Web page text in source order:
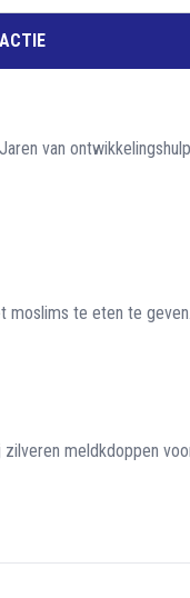
van
moslims te eten te geven.
meldkdoppen